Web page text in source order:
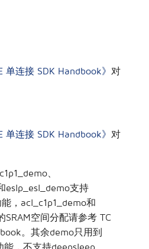
单连接 SDK Handbook》 对
单连接 SDK Handbook》 对
、
eslp_esl_demo支持
，acl_c1p1_demo和
空间分配请参考 TC
。其余demo只用到
能，不支持deepsleep